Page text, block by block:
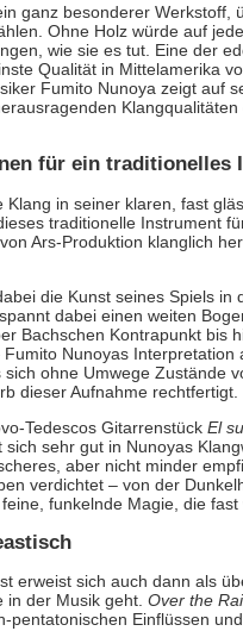
ganz besonderer
Ohne Holz würde auf
wie sie es tut. Eine der
Qualität in Mittelamerika
Fumito Nunoya zeigt auf
für ein traditionelles
Klang in seiner klaren, fast
traditionelle Instrument
Ars-Produktion klanglich
die Kunst seines Spiels
dabei einen weiten
Bachschen Kontrapunkt bis
Nunoyas
sich ohne Umwege Zustände
dieser Aufnahme rechtfertigt.
Tedescos Gitarrenstück El
sehr gut in Nunoyas
aber nicht minder
verdichtet – von der
funkelnde Magie, die
erweist sich auch dann als
in der Musik geht. Over the
pentatonischen Einflüssen und